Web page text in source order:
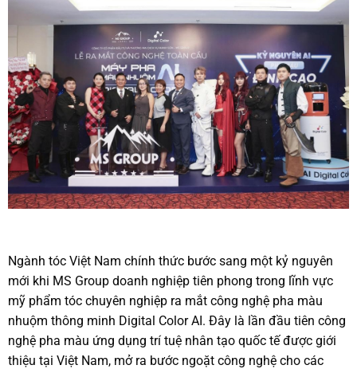
Ngành tóc Việt Nam chính thức bước sang một kỷ nguyên
mới khi MS Group doanh nghiệp tiên phong trong lĩnh vực
mỹ phẩm tóc chuyên nghiệp ra mắt công nghệ pha màu
nhuộm thông minh Digital Color AI. Đây là lần đầu tiên công
nghệ pha màu ứng dụng trí tuệ nhân tạo quốc tế được giới
thiệu tại Việt Nam, mở ra bước ngoặt công nghệ cho các